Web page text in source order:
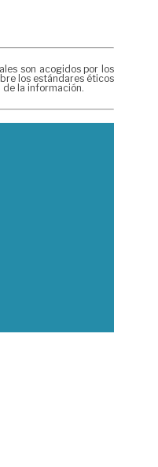
son acogidos por los
los estándares éticos
la información.